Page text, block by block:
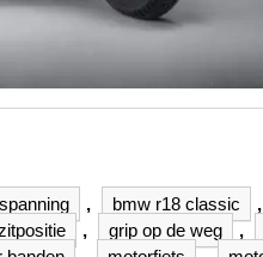
, bmw r18 classic ,
, grip op de weg ,